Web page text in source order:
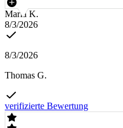
Maria K.
8/3/2026
8/3/2026
Thomas G.
verifizierte Bewertung